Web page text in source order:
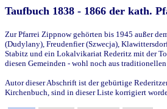
Taufbuch 1838 - 1866 der kath.
Zur Pfarrei Zippnow gehörten bis 1945 außer
(Dudylany), Freudenfier (Szwecja),
Stabitz und ein Lokalvikariat Rederitz mit der
diesen Gemeinden - wohl noch aus
Autor dieser Abschrift ist der gebürtige
Kirchenbuch, sind in dieser Liste korrigiert